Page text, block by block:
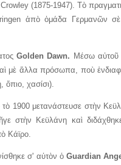
(1875-1947). Τὸ
ἀπὸ ὁμάδα Γερμανῶν
Golden Dawn. Μέσω αὐτοῦ
μὲ ἄλλα πρόσωπα, ποὺ
ὄπιο, χασίσι).
τὸ 1900 μετανάστευσε στὴν
στὴν Κεϋλάνη καὶ
Κάϊρο.
σ' αὐτὸν ὁGuardian